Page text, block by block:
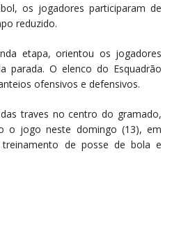
os jogadores participaram de
reduzido.
etapa, orientou os jogadores
parada. O elenco do Esquadrão
ofensivos e defensivos.
traves no centro do gramado,
o jogo neste domingo (13), em
de posse de bola e